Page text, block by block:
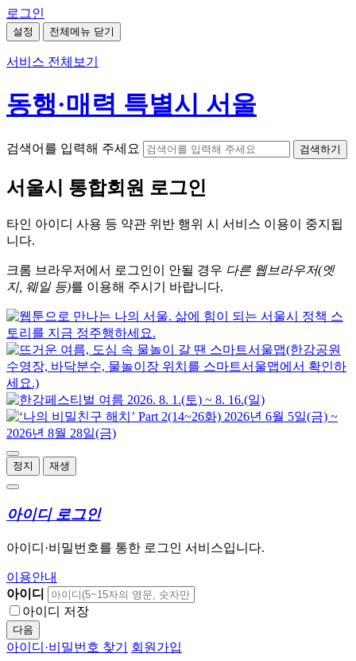
로그인
설정 전체메뉴 닫기
서비스 전체보기
동행·매력 특별시 서울
검색어를 입력해 주세요 검색하기
서울시 통합회원 로그인
타인 아이디 사용 등 약관 위반 행위 시 서비스 이용이 중지됩
니다.
크롬 브라우저에서 로그인이 안될 경우 다른 웹브라우저(엣
지, 웨일 등)를 이용해 주시기 바랍니다.
정지 재생
아이디 로그인
아이디·비밀번호를 통한 로그인 서비스입니다.
이용안내
아이디
아이디 저장
다음
아이디·비밀번호 찾기 회원가입